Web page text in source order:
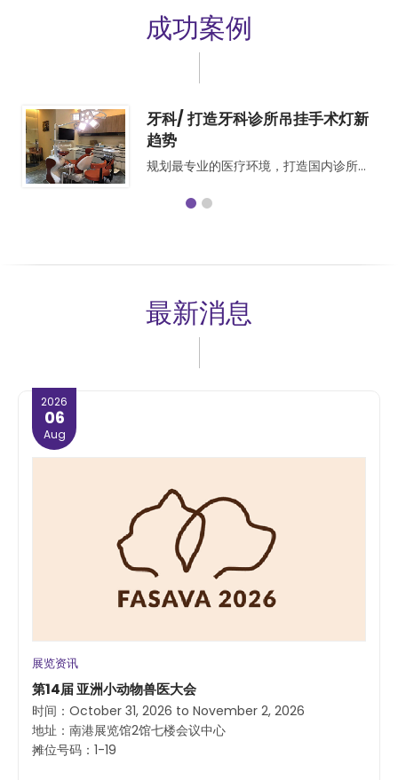
成功案例
牙科/ 打造牙科诊所吊挂手术灯新
趋势
规划最专业的医疗环境，打造国内诊所罕
最新消息
2026
06
Aug
展览资讯
第14届 亚洲小动物兽医大会
时间：October 31, 2026 to November 2, 2026
地址：南港展览馆2馆七楼会议中心
摊位号码：1-19